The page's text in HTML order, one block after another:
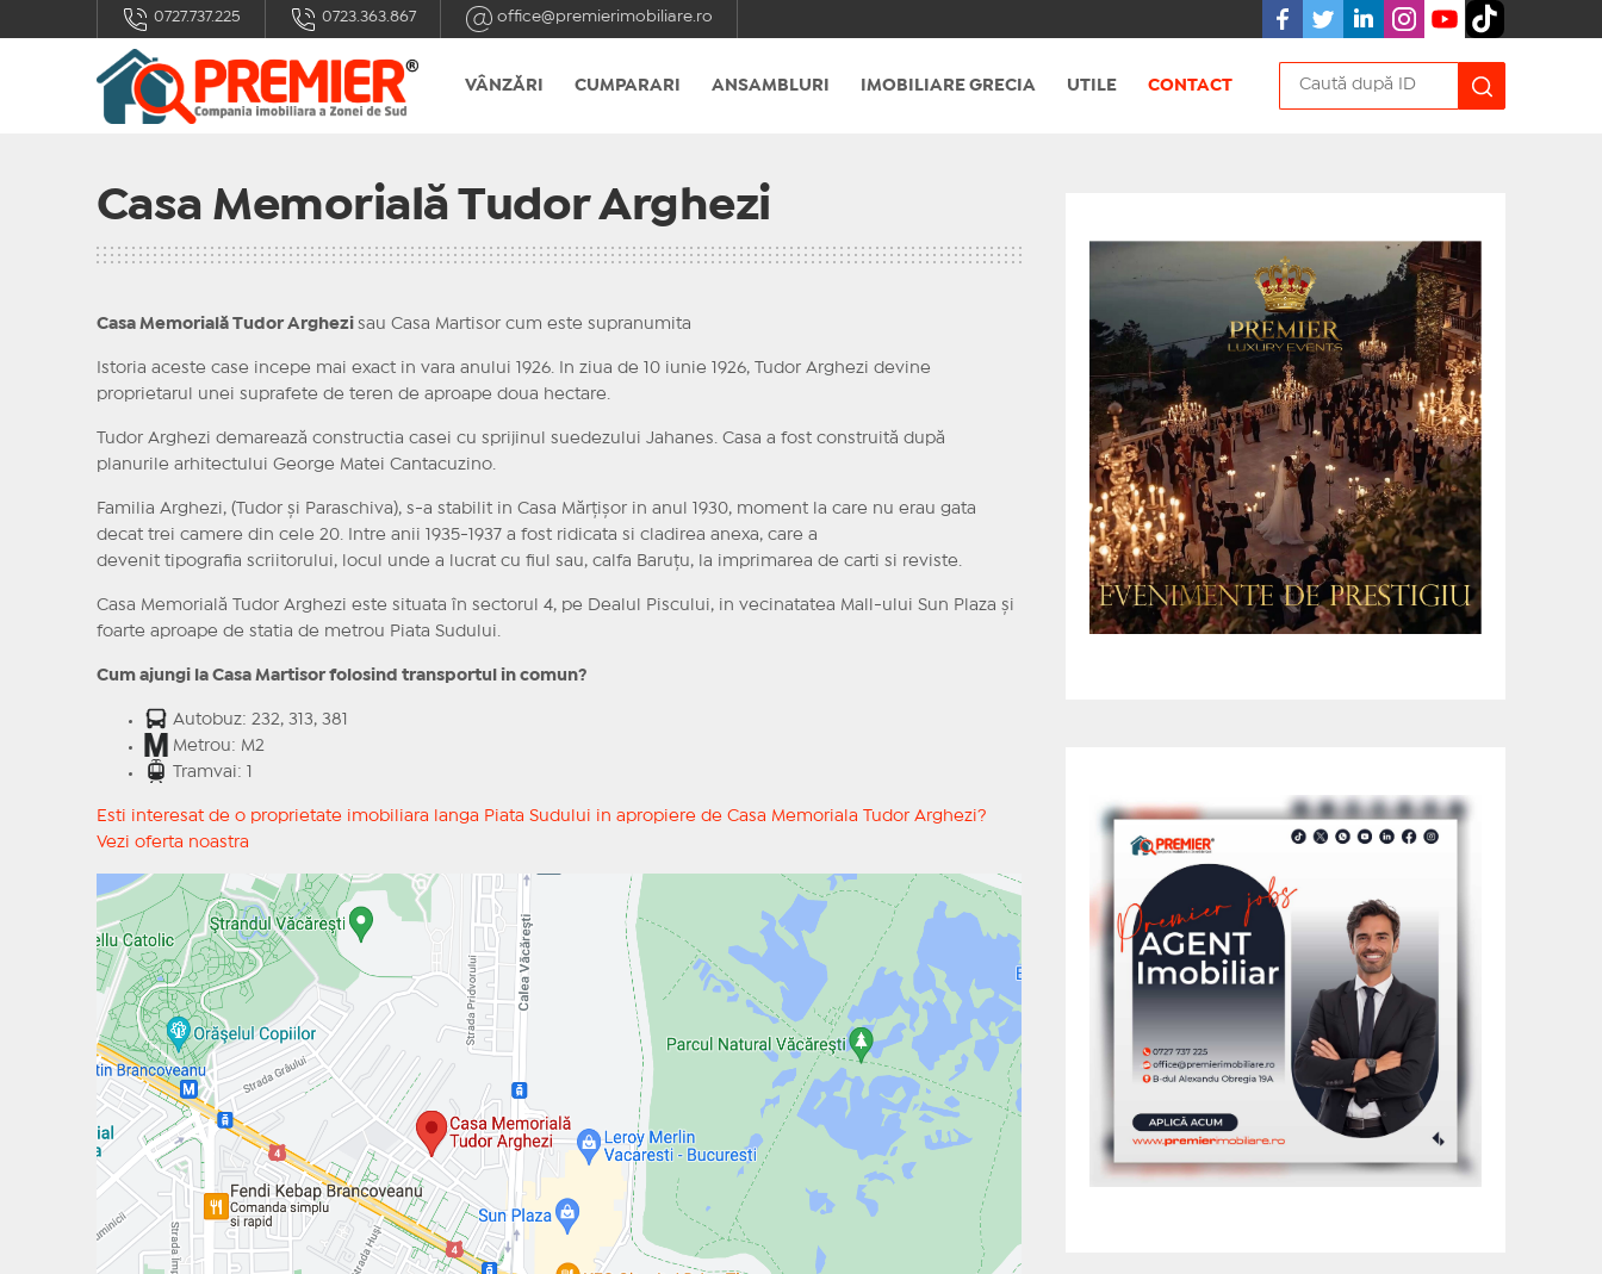
0727.737.225 0723.363.867 office@premierimobiliare.ro
VÂNZĂRI CUMPARARI ANSAMBLURI IMOBILIARE GRECIA UTILE CONTACT
Casa Memorială Tudor Arghezi
Casa Memorială Tudor Arghezi sau Casa Martisor cum este supranumita
Istoria aceste case incepe mai exact in vara anului 1926. In ziua de 10 iunie 1926, Tudor Arghezi devine
proprietarul unei suprafete de teren de aproape doua hectare.
Tudor Arghezi demarează constructia casei cu sprijinul suedezului Jahanes. Casa a fost construită după
planurile arhitectului George Matei Cantacuzino.
Familia Arghezi, (Tudor și Paraschiva), s-a stabilit in Casa Mărțișor in anul 1930, moment la care nu erau gata
decat trei camere din cele 20. Intre anii 1935-1937 a fost ridicata si cladirea anexa, care a
devenit tipografia scriitorului, locul unde a lucrat cu fiul sau, calfa Baruțu, la imprimarea de carti si reviste.
Casa Memorială Tudor Arghezi este situata în sectorul 4, pe Dealul Piscului, in vecinatatea Mall-ului Sun Plaza și
foarte aproape de statia de metrou Piata Sudului.
Cum ajungi la Casa Martisor folosind transportul in comun?
Autobuz: 232, 313, 381
Metrou: M2
Tramvai: 1
Esti interesat de o proprietate imobiliara langa Piata Sudului in apropiere de Casa Memoriala Tudor Arghezi?
Vezi oferta noastra